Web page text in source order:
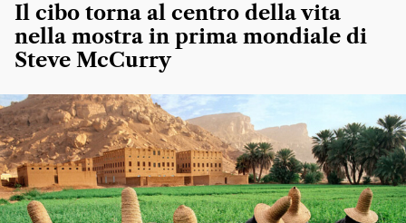
Il cibo torna al centro della vita
nella mostra in prima mondiale di
Steve McCurry